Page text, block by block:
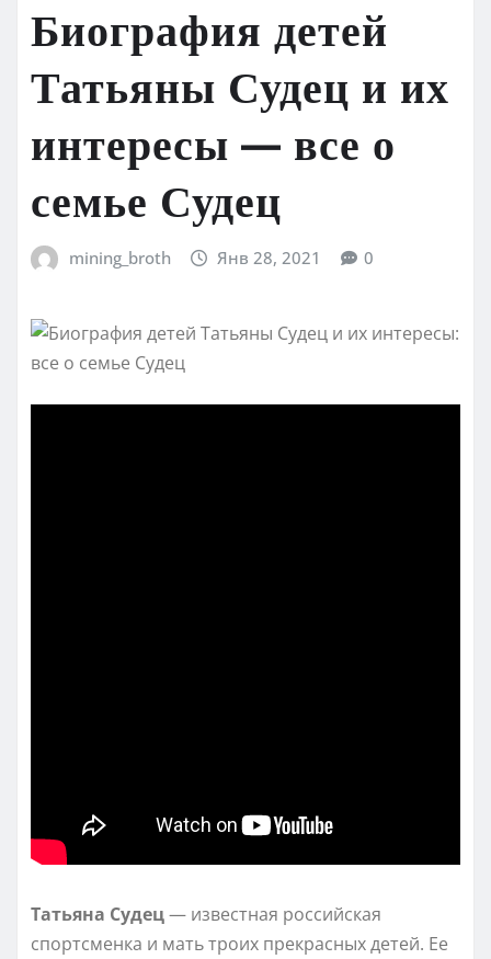
Биография детей
Татьяны Судец и их
интересы — все о
семье Судец
mining_broth Янв 28, 2021 0
Татьяна Судец— известная российская
спортсменка и мать троих прекрасных детей. Ее